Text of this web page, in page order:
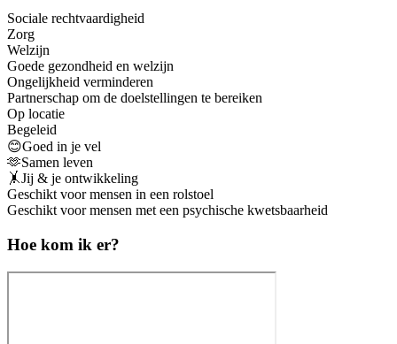
Sociale rechtvaardigheid
Zorg
Welzijn
Goede gezondheid en welzijn
Ongelijkheid verminderen
Partnerschap om de doelstellingen te bereiken
Op locatie
Begeleid
😊Goed in je vel
🫶Samen leven
🤸Jij & je ontwikkeling
Geschikt voor mensen in een rolstoel
Geschikt voor mensen met een psychische kwetsbaarheid
Hoe kom ik er?